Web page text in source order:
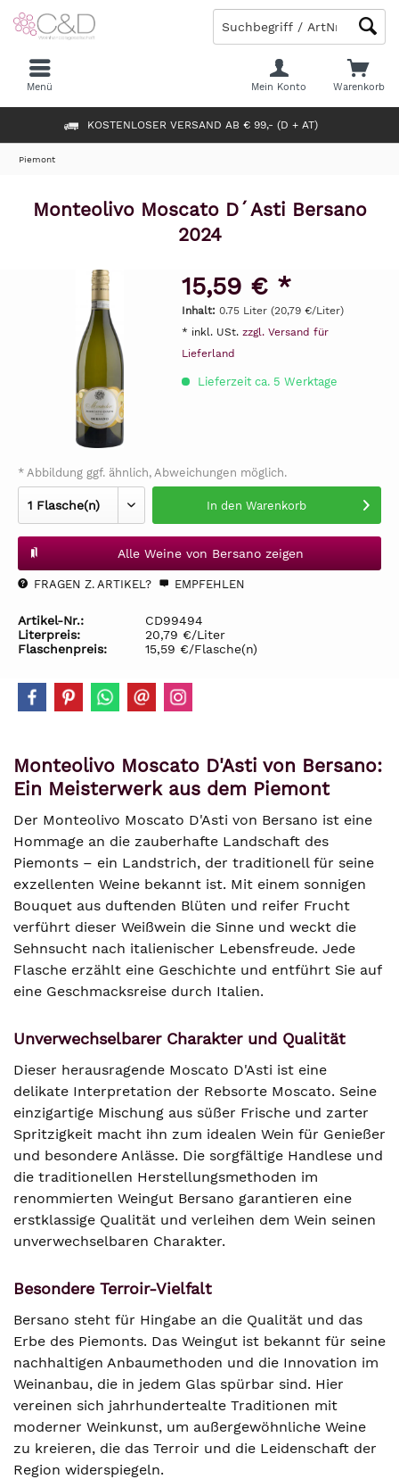
KOSTENLOSER VERSAND AB € 99,- (D + AT)
Warenkorb
Mein Konto
Menü
Piemont
Monteolivo Moscato D´Asti Bersano
2024
15,59 € *
Inhalt: 0.75 Liter (20,79 €/Liter)
* inkl. USt. zzgl. Versand für
Lieferland
Lieferzeit ca. 5 Werktage
* Abbildung ggf. ähnlich, Abweichungen möglich.
In den Warenkorb
Alle Weine von Bersano zeigen
FRAGEN Z. ARTIKEL? EMPFEHLEN
Artikel-Nr.:
CD99494
Literpreis:
20,79 €/Liter
Flaschenpreis:
15,59 €/Flasche(n)
Monteolivo Moscato D'Asti von Bersano:
Ein Meisterwerk aus dem Piemont
Der Monteolivo Moscato D'Asti von Bersano ist eine
Hommage an die zauberhafte Landschaft des
Piemonts – ein Landstrich, der traditionell für seine
exzellenten Weine bekannt ist. Mit einem sonnigen
Bouquet aus duftenden Blüten und reifer Frucht
verführt dieser Weißwein die Sinne und weckt die
Sehnsucht nach italienischer Lebensfreude. Jede
Flasche erzählt eine Geschichte und entführt Sie auf
eine Geschmacksreise durch Italien.
Unverwechselbarer Charakter und Qualität
Dieser herausragende Moscato D'Asti ist eine
delikate Interpretation der Rebsorte Moscato. Seine
einzigartige Mischung aus süßer Frische und zarter
Spritzigkeit macht ihn zum idealen Wein für Genießer
und besondere Anlässe. Die sorgfältige Handlese und
die traditionellen Herstellungsmethoden im
renommierten Weingut Bersano garantieren eine
erstklassige Qualität und verleihen dem Wein seinen
unverwechselbaren Charakter.
Besondere Terroir-Vielfalt
Bersano steht für Hingabe an die Qualität und das
Erbe des Piemonts. Das Weingut ist bekannt für seine
nachhaltigen Anbaumethoden und die Innovation im
Weinanbau, die in jedem Glas spürbar sind. Hier
vereinen sich jahrhundertealte Traditionen mit
moderner Weinkunst, um außergewöhnliche Weine
zu kreieren, die das Terroir und die Leidenschaft der
Region widerspiegeln.